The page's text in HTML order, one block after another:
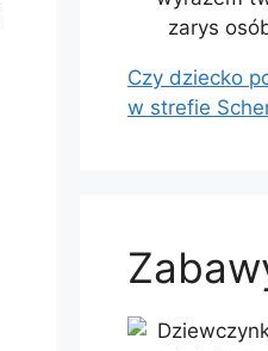
Czy dziecko
w strefie